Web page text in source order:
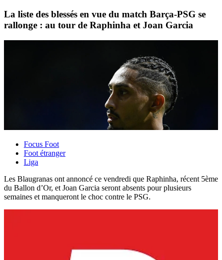
La liste des blessés en vue du match Barça-PSG se
rallonge : au tour de Raphinha et Joan Garcia
Focus Foot
Foot étranger
Liga
Les Blaugranas ont annoncé ce vendredi que Raphinha, récent 5ème
du Ballon d’Or, et Joan Garcia seront absents pour plusieurs
semaines et manqueront le choc contre le PSG.